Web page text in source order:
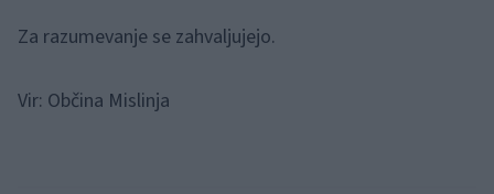
Za razumevanje se zahvaljujejo.
Vir: Občina Mislinja